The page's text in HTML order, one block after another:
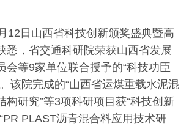
12日山西省科技创新颁奖盛典暨高
悉，省交通科研院荣获山西省发展
会等9家单位联合授予的“科技功臣
该院完成的“山西省运煤重载水泥混
构研究”等3项科研项目获“科技创新
PLAST沥青混合料应用技术研